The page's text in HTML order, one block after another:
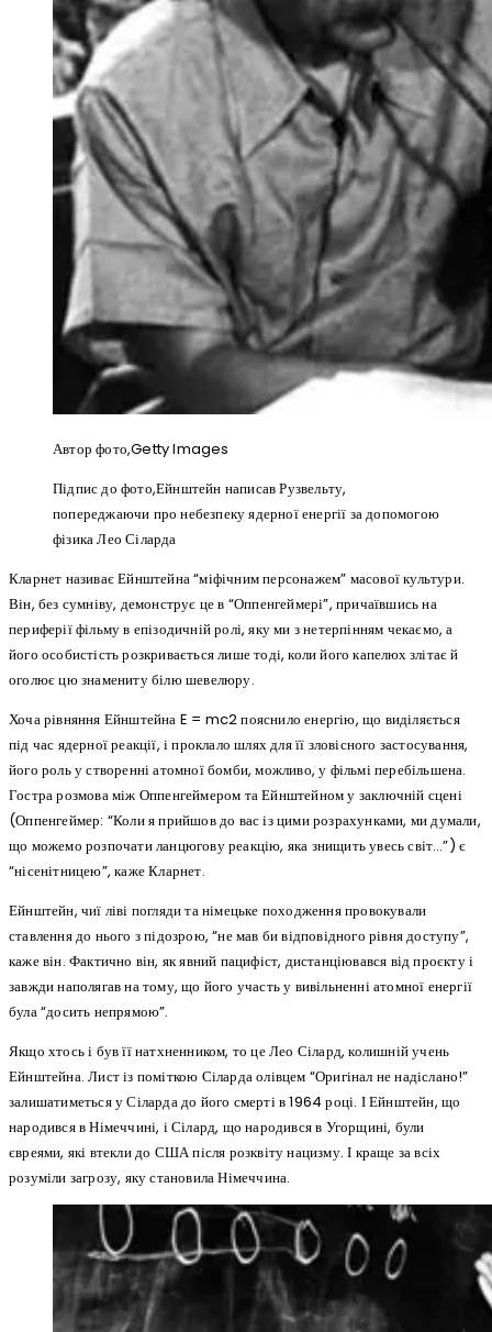
Автор фото,Getty Images
Підпис до фото,Ейнштейн написав Рузвельту,
попереджаючи про небезпеку ядерної енергії за допомогою
фізика Лео Сіларда
Кларнет називає Ейнштейна “міфічним персонажем” масової культури.
Він, без сумніву, демонструє це в “Оппенгеймері”, причаївшись на
периферії фільму в епізодичній ролі, яку ми з нетерпінням чекаємо, а
його особистість розкривається лише тоді, коли його капелюх злітає й
оголює цю знамениту білю шевелюру.
Хоча рівняння Ейнштейна E = mc2 пояснило енергію, що виділяється
під час ядерної реакції, і проклало шлях для її зловісного застосування,
його роль у створенні атомної бомби, можливо, у фільмі перебільшена.
Гостра розмова між Оппенгеймером та Ейнштейном у заключній сцені
(Оппенгеймер: “Коли я прийшов до вас із цими розрахунками, ми думали,
що можемо розпочати ланцюгову реакцію, яка знищить увесь світ…”) є
“нісенітницею”, каже Кларнет.
Ейнштейн, чиї ліві погляди та німецьке походження провокували
ставлення до нього з підозрою, “не мав би відповідного рівня доступу”,
каже він. Фактично він, як явний пацифіст, дистанціювався від проєкту і
завжди наполягав на тому, що його участь у вивільненні атомної енергії
була “досить непрямою”.
Якщо хтось і був її натхненником, то це Лео Сілард, колишній учень
Ейнштейна. Лист із поміткою Сіларда олівцем “Оригінал не надіслано!”
залишатиметься у Сіларда до його смерті в 1964 році. І Ейнштейн, що
народився в Німеччині, і Сілард, що народився в Угорщині, були
євреями, які втекли до США після розквіту нацизму. І краще за всіх
розуміли загрозу, яку становила Німеччина.